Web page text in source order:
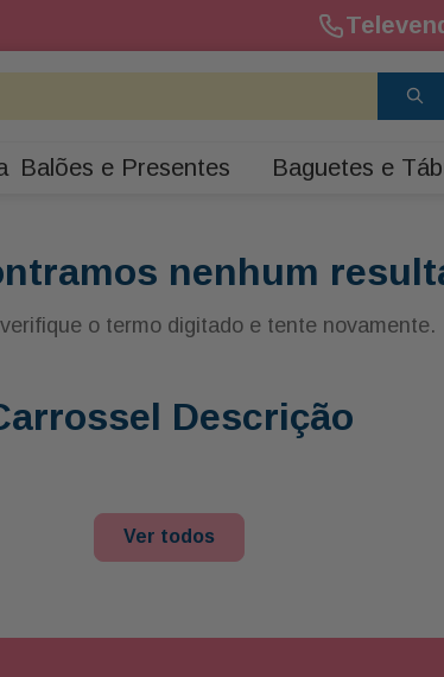
Balões e Presentes Baguetes e
nenhum
o termo digitado e tente novamente.
Descrição
Ver todos